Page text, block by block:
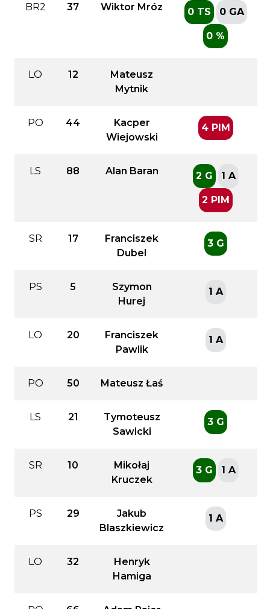
BR2 37 Wiktor Mróz 0 TS 0 GA
0 %
LO 12
Mateusz
Mytnik
PO 44
Kacper
Wiejowski
4 PIM
LS 88 Alan Baran 2 G 1 A
2 PIM
SR 17
Franciszek
Dubel
3 G
PS 5
Szymon
Hurej
1 A
LO 20
Franciszek
Pawlik
1 A
PO 50 Mateusz Łaś
LS 21
Tymoteusz
Sawicki
3 G
SR 10
Mikołaj
Kruczek
3 G 1 A
PS 29
Jakub
Blaszkiewicz
1 A
LO 32
Henryk
Hamiga